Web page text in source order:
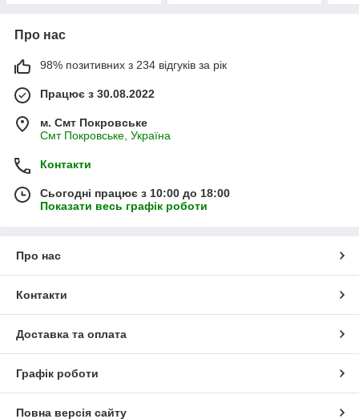
Про нас
98% позитивних з 234 відгуків за рік
Працює з 30.08.2022
м. Смт Покровське
Смт Покровське, Україна
Контакти
Сьогодні працює з 10:00 до 18:00
Показати весь графік роботи
Про нас
Контакти
Доставка та оплата
Графік роботи
Повна версія сайту